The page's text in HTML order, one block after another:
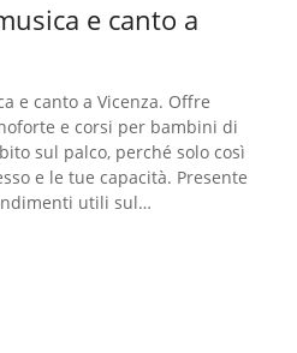
e canto a
e canto a Vicenza. Offre
e corsi per bambini di
sul palco, perché solo così
e le tue capacità. Presente
utili sul…